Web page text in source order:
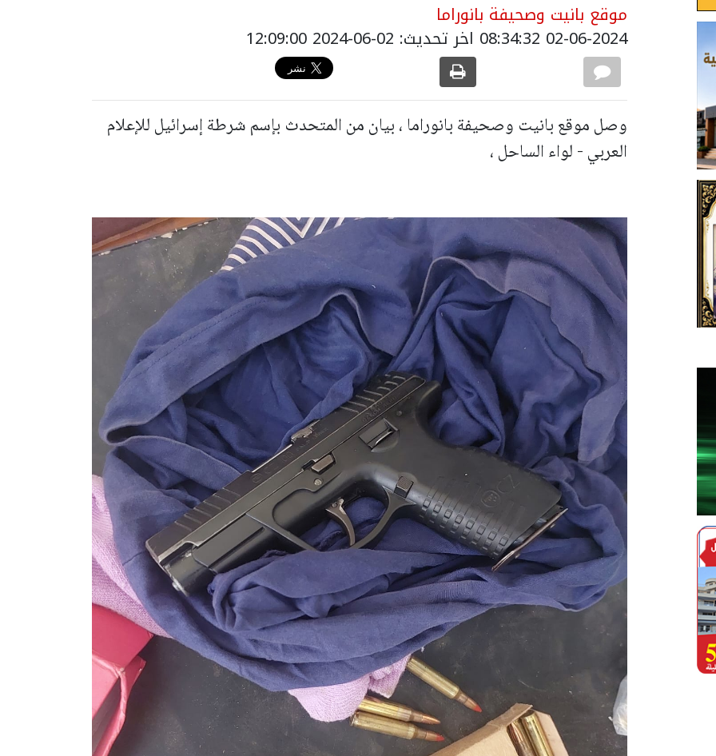
موقع بانيت وصحيفة بانوراما
02-06-2024 08:34:32 اخر تحديث: 02-06-2024 12:09:00
وصل موقع بانيت وصحيفة بانوراما ، بيان من المتحدث بإسم شرطة إسرائيل للإعلام
العربي - لواء الساحل ،